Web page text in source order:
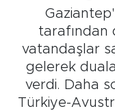
tarafından
vatandaşlar
gelerek
verdi. Daha
Türkiye-